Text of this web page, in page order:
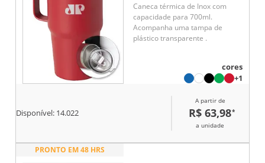
Caneca térmica de Inox com
capacidade para 700ml.
Acompanha uma tampa de
plástico transparente .
cores
+1
Disponível: 14.022
A partir de
R$ 63,98*
a unidade
PRONTO EM 48 HRS